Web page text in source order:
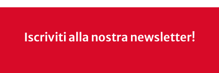
Iscriviti alla nostra newsletter!